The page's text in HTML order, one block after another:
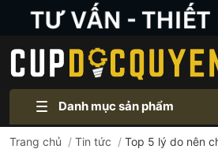
Danh mục sản phẩm
Trang chủ / Tin tức / Top 5 lý do nên